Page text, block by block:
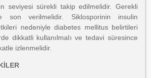
seviyesi sürekli takip edilmelidir. Gerekli
son verilmelidir. Siklosporinin insulin
nedeniyle diabetes mellitus belirtileri
dikkatli kullanılmalı ve tedavi süresince
izlenmelidir.